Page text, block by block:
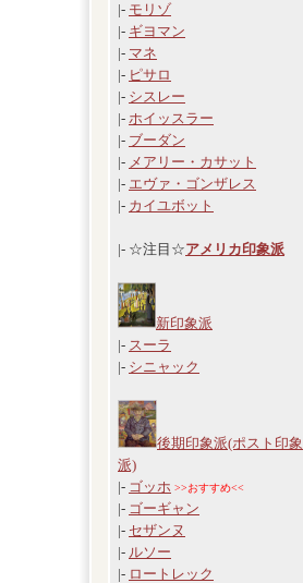
|- モリゾ
|- ギヨマン
|- マネ
|- ピサロ
|- シスレー
|- ホイッスラー
|- ブーダン
|- メアリー・カサット
|- エヴァ・ゴンザレス
|- カイユボット
|- ☆注目☆アメリカ印象派
新印象派
|- スーラ
|- シニャック
後期印象派(ポスト印象
派)
|- ゴッホ >>おすすめ<<
|- ゴーギャン
|- セザンヌ
|- ルソー
|- ロートレック